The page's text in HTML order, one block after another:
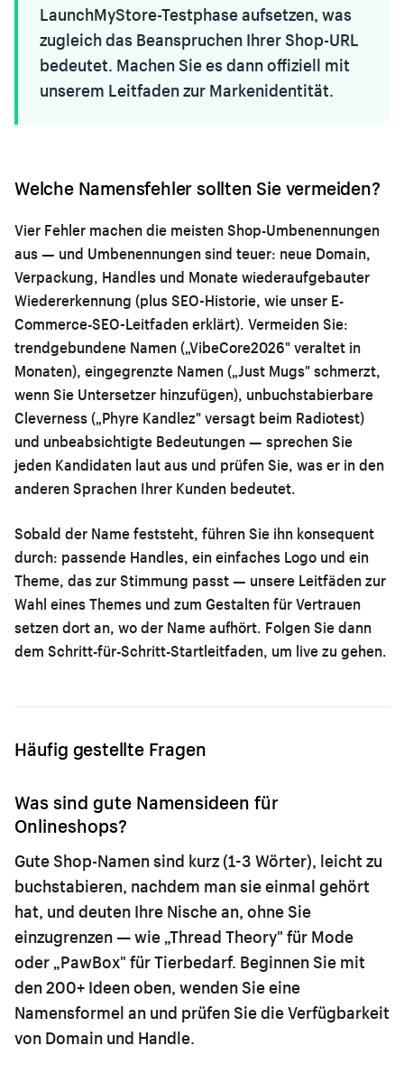
LaunchMyStore-Testphase aufsetzen, was
zugleich das Beanspruchen Ihrer Shop-URL
bedeutet. Machen Sie es dann offiziell mit
unserem Leitfaden zur Markenidentität.
Welche Namensfehler sollten Sie vermeiden?
Vier Fehler machen die meisten Shop-Umbenennungen
aus — und Umbenennungen sind teuer: neue Domain,
Verpackung, Handles und Monate wiederaufgebauter
Wiedererkennung (plus SEO-Historie, wie unser E-
Commerce-SEO-Leitfadenerklärt). Vermeiden Sie:
trendgebundene Namen(„VibeCore2026" veraltet in
Monaten), eingegrenzte Namen(„Just Mugs" schmerzt,
wenn Sie Untersetzer hinzufügen), unbuchstabierbare
Cleverness(„Phyre Kandlez" versagt beim Radiotest)
und unbeabsichtigte Bedeutungen— sprechen Sie
jeden Kandidaten laut aus und prüfen Sie, was er in den
anderen Sprachen Ihrer Kunden bedeutet.
Sobald der Name feststeht, führen Sie ihn konsequent
durch: passende Handles, ein einfaches Logo und ein
Theme, das zur Stimmung passt — unsere Leitfäden zur
Wahl eines Themes und zum Gestalten für Vertrauen
setzen dort an, wo der Name aufhört. Folgen Sie dann
dem Schritt-für-Schritt-Startleitfaden, um live zu gehen.
Häufig gestellte Fragen
Was sind gute Namensideen für
Onlineshops?
Gute Shop-Namen sind kurz (1-3 Wörter), leicht zu
buchstabieren, nachdem man sie einmal gehört
hat, und deuten Ihre Nische an, ohne Sie
einzugrenzen — wie „Thread Theory" für Mode
oder „PawBox" für Tierbedarf. Beginnen Sie mit
den 200+ Ideen oben, wenden Sie eine
Namensformel an und prüfen Sie die Verfügbarkeit
von Domain und Handle.